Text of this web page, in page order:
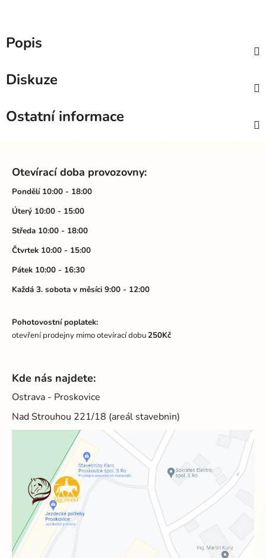
Popis
Diskuze
Ostatní informace
Otevírací doba provozovny:
Pondělí 10:00 - 18:00
Úterý 10:00 - 15:00
Středa 10:00 - 18:00
Čtvrtek 10:00 - 15:00
Pátek 10:00 - 16:30
Každá 3. sobota v měsíci 9:00 - 12:00
Pohotovostní poplatek:
otevření prodejny mimo otevírací dobu250Kč
Kde nás najdete:
Ostrava - Proskovice
Nad Strouhou 221/18 (areál stavebnin)